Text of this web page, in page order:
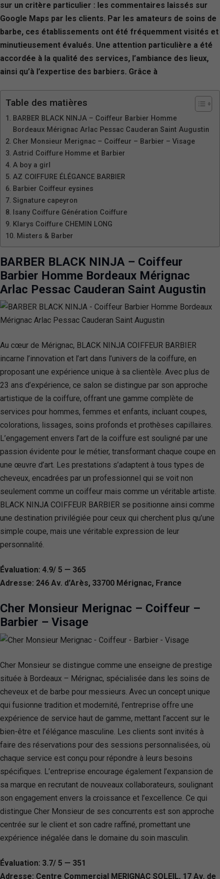
sur un critère particulier : les commentaires laissés sur
Google Maps par les clients. Par les amateurs de soins de
barbe, ces établissements ont été fréquemment visités et
minutieusement évalués. Une attention particulière a été
accordée à la qualité des services, l’ambiance des lieux,
ainsi qu’à l’expertise des barbiers. Grâce à
Table des matières
BARBER BLACK NINJA – Coiffeur Barbier Homme
Bordeaux Mérignac Arlac Pessac Cauderan Saint Augustin
Cher Monsieur Merignac – Coiffeur – Barbier – Visage
Astrid Coiffure Homme et Barbier
A boy a girl
AZ COIFFURE ÉLÉGANCE BARBIER
Barbier Coiffeur eysines
Signature capeyron
Isany Coiffure Génération Coiffure
Klarys Coiffure CHEMIN LONG
Misters & Barber
BARBER BLACK NINJA – Coiffeur
Barbier Homme Bordeaux Mérignac
Arlac Pessac Cauderan Saint Augustin
Au cœur de Mérignac, BLACK NINJA COIFFEUR BARBIER
incarne l’innovation et l’art dans l’univers de la coiffure, en
proposant une expérience unique à sa clientèle. Avec plus de
23 ans d’expérience, ce salon se distingue par son approche
artistique de la coiffure, offrant une gamme complète de
services pour hommes, femmes et enfants, incluant coupes,
colorations, lissages, soins profonds et prothèses capillaires.
L’engagement envers l’art de la coiffure est souligné par une
passion évidente pour le métier, transformant chaque coupe en
une œuvre d’art. Les prestations s’adaptent à tous types de
cheveux, encadrées par un professionnel qui se voit non
seulement comme un coiffeur mais comme un véritable artiste.
BLACK NINJA COIFFEUR BARBIER se positionne ainsi comme
une destination privilégiée pour ceux qui cherchent plus qu’une
simple coupe, mais une véritable expression de leur
personnalité.
Évaluation: 4.9/ 5 — 365
Adresse: 246 Av. d’Arès, 33700 Mérignac, France
Cher Monsieur Merignac – Coiffeur –
Barbier – Visage
Cher Monsieur se distingue comme une enseigne de prestige
située à Bordeaux – Mérignac, spécialisée dans les soins de
cheveux et de barbe pour messieurs. Avec un concept unique
qui fusionne tradition et modernité, l’entreprise offre une
expérience de service haut de gamme, mettant l’accent sur le
bien-être et l’élégance masculine. Les clients sont invités à
faire des réservations pour des sessions personnalisées, où
chaque service est conçu pour répondre à leurs besoins
spécifiques. L’entreprise encourage également l’expansion de
sa marque en recrutant de nouveaux collaborateurs, soulignant
son engagement envers la croissance et l’excellence. Ce qui
distingue Cher Monsieur de ses concurrents est son approche
centrée sur le client et son cadre raffiné, promettant une
expérience inégalée dans le domaine du soin masculin.
Évaluation: 3.7/ 5 — 351
Adresse: Centre Commercial MERIGNAC SOLEIL, 17 Av. de